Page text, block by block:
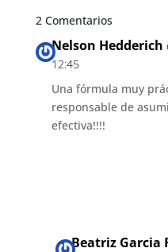
2 Comentarios
Nelson Hedderich
12:45
Una fórmula muy
responsable de
efectiva!!!!
Beatriz Garcia